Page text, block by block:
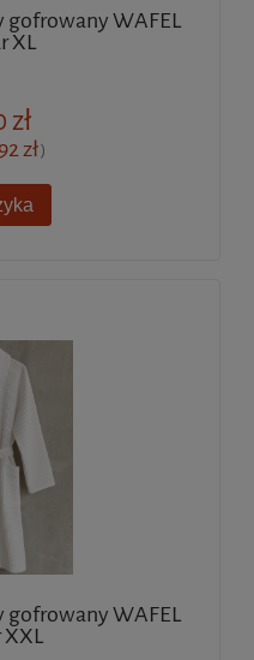
gofrowany WAFEL
XL
zł)
gofrowany WAFEL